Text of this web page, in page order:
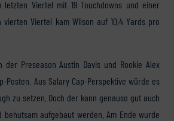
letzten Viertel mit 19 Touchdowns und einer
vierten Viertel kam Wilson auf 10,4 Yards pro
Preseason Austin Davis und Rookie Alex
Posten. Aus Salary Cap-Perspektive würde es
zu setzen. Doch der kann genauso gut auch
behutsam aufgebaut werden. Am Ende wurde